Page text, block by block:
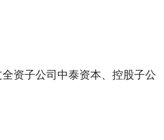
资子公司中泰资本、控股子公